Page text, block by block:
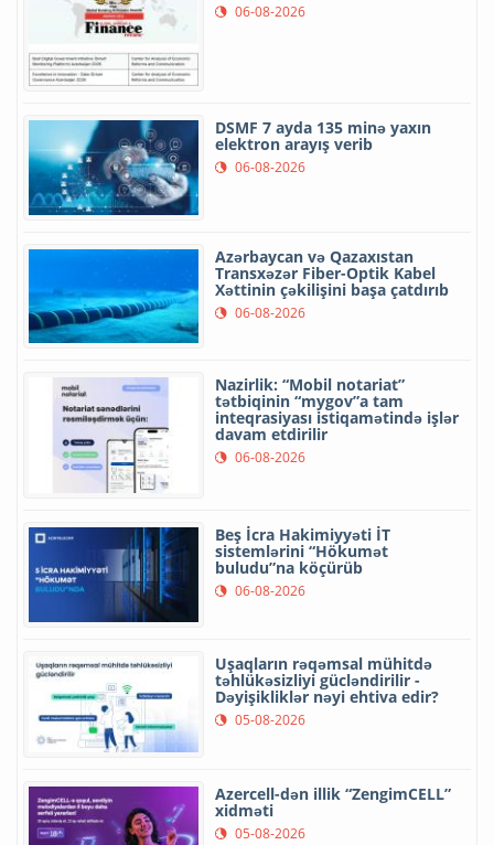
06-08-2026
DSMF 7 ayda 135 minə yaxın
elektron arayış verib
06-08-2026
Azərbaycan və Qazaxıstan
Transxəzər Fiber-Optik Kabel
Xəttinin çəkilişini başa çatdırıb
06-08-2026
Nazirlik: “Mobil notariat”
tətbiqinin “mygov”a tam
inteqrasiyası istiqamətində işlər
davam etdirilir
06-08-2026
Beş İcra Hakimiyyəti İT
sistemlərini “Hökumət
buludu”na köçürüb
06-08-2026
Uşaqların rəqəmsal mühitdə
təhlükəsizliyi gücləndirilir -
Dəyişikliklər nəyi ehtiva edir?
05-08-2026
Azercell-dən illik “ZengimCELL”
xidməti
05-08-2026